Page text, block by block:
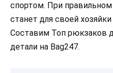
спортом. При
станет для своей
Составим Топ рюкзаков
детали на Bag247.